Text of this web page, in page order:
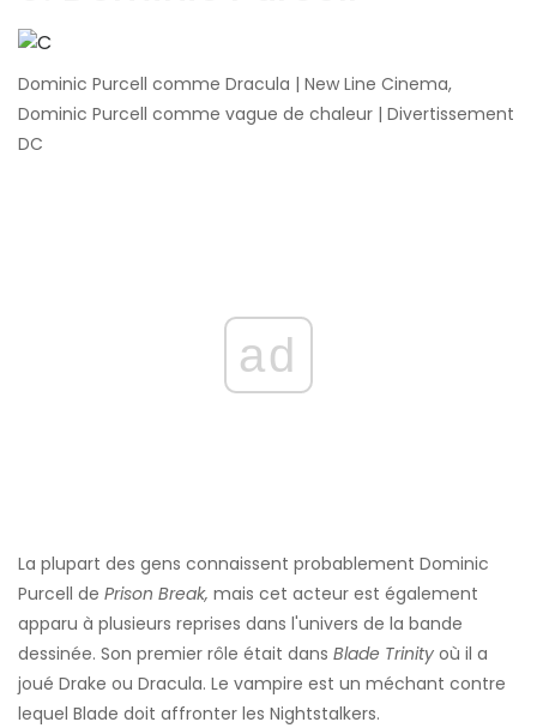
Dominic Purcell comme Dracula | New Line Cinema,
Dominic Purcell comme vague de chaleur | Divertissement
DC
ad
La plupart des gens connaissent probablement Dominic
Purcell de Prison Break, mais cet acteur est également
apparu à plusieurs reprises dans l'univers de la bande
dessinée. Son premier rôle était dans Blade Trinity où il a
joué Drake ou Dracula. Le vampire est un méchant contre
lequel Blade doit affronter les Nightstalkers.